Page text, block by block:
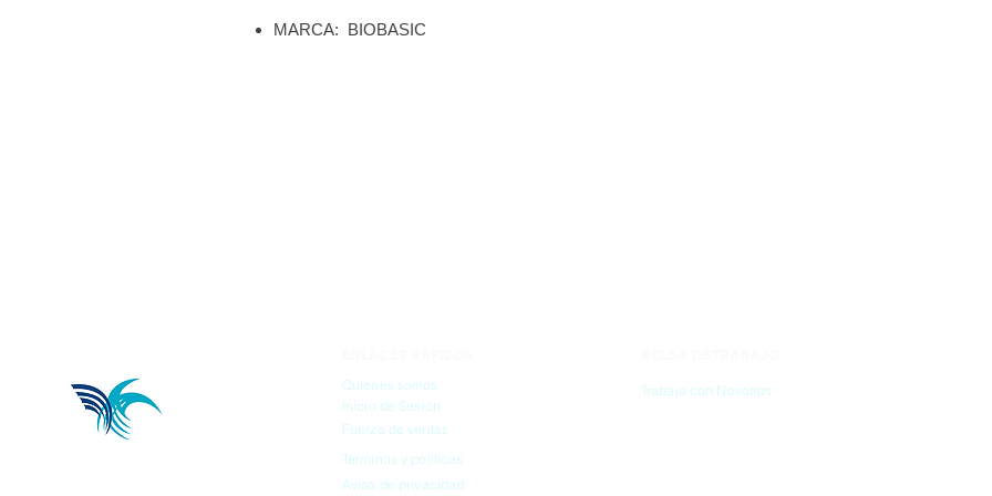
MARCA: BIOBASIC
Quienes somos
Inicio de Sesión
Fuerza de ventas
Términos y políticas
Aviso de privacidad
Trabaja con Nosotros